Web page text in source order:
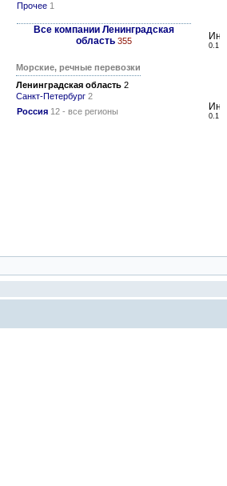
Прочее 1
Все компании Ленинградская
область 355
Морские, речные перевозки
Ленинградская область 2
Санкт-Петербург 2
Россия 12 - все регионы
0.1
0.1